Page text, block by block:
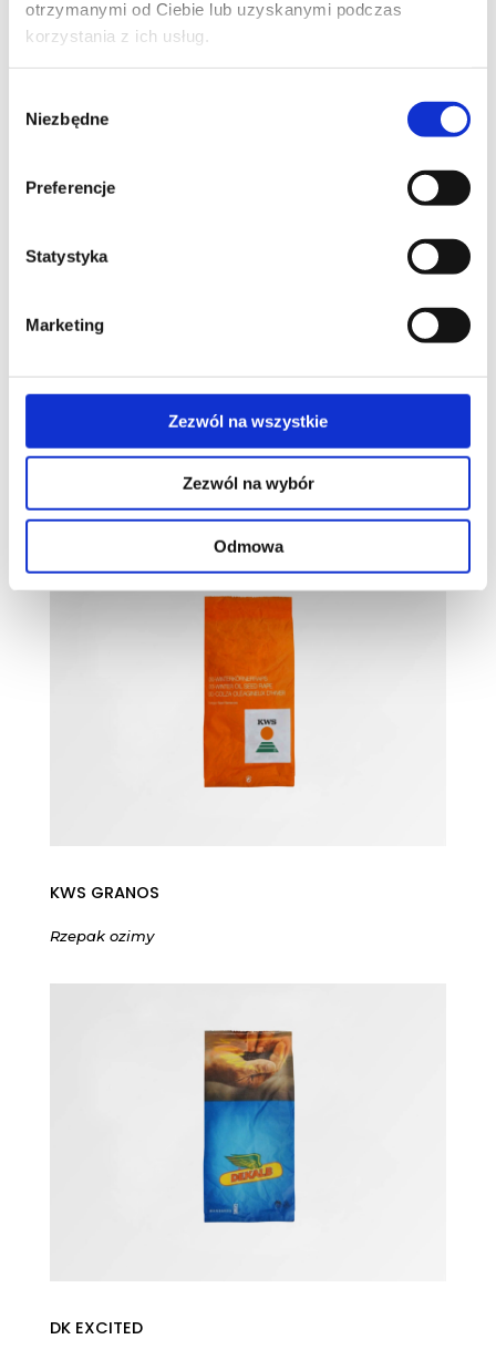
otrzymanymi od Ciebie lub uzyskanymi podczas
korzystania z ich usług.
zgody
Niezbędne
Preferencje
Statystyka
Marketing
Zezwól na wszystkie
Zezwól na wybór
Odmowa
ES PERFORMO
Rzepak ozimy
LG ALTANO
KWS GRANOS
Rzepak ozimy
DK EXCITED